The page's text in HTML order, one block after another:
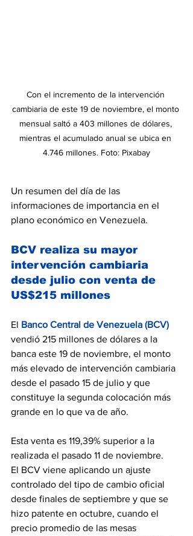
Con el incremento de la intervención
cambiaria de este 19 de noviembre, el monto
mensual saltó a 403 millones de dólares,
mientras el acumulado anual se ubica en
4.746 millones. Foto: Pixabay
Un resumen del día de las
informaciones de importancia en el
plano económico en Venezuela.
BCV realiza su mayor
intervención cambiaria
desde julio con venta de
US$215 millones
El Banco Central de Venezuela (BCV)
vendió 215 millones de dólares a la
banca este 19 de noviembre, el monto
más elevado de intervención cambiaria
desde el pasado 15 de julio y que
constituye la segunda colocación más
grande en lo que va de año.
Esta venta es 119,39% superior a la
realizada el pasado 11 de noviembre.
El BCV viene aplicando un ajuste
controlado del tipo de cambio oficial
desde finales de septiembre y que se
hizo patente en octubre, cuando el
precio promedio de las mesas